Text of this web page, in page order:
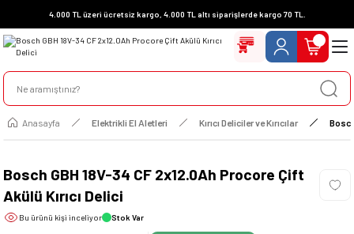
4.000 TL üzeri ücretsiz kargo, 4.000 TL altı siparişlerde kargo 70 TL.
Anasayfa Elektrikli El Aletleri Kırıcı Deliciler ve Kırıcılar
Bosch GBH 18V-34 CF 2x12.0Ah Procore Çift
Akülü Kırıcı Delici
Bu ürünü kişi inceliyor Stok Var